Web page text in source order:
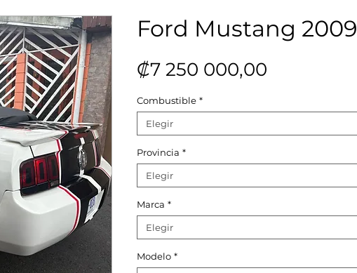
Ford Mustang 2009
₡7 250 000,00
Combustible *
Elegir
Provincia *
Elegir
Marca *
Elegir
Modelo *